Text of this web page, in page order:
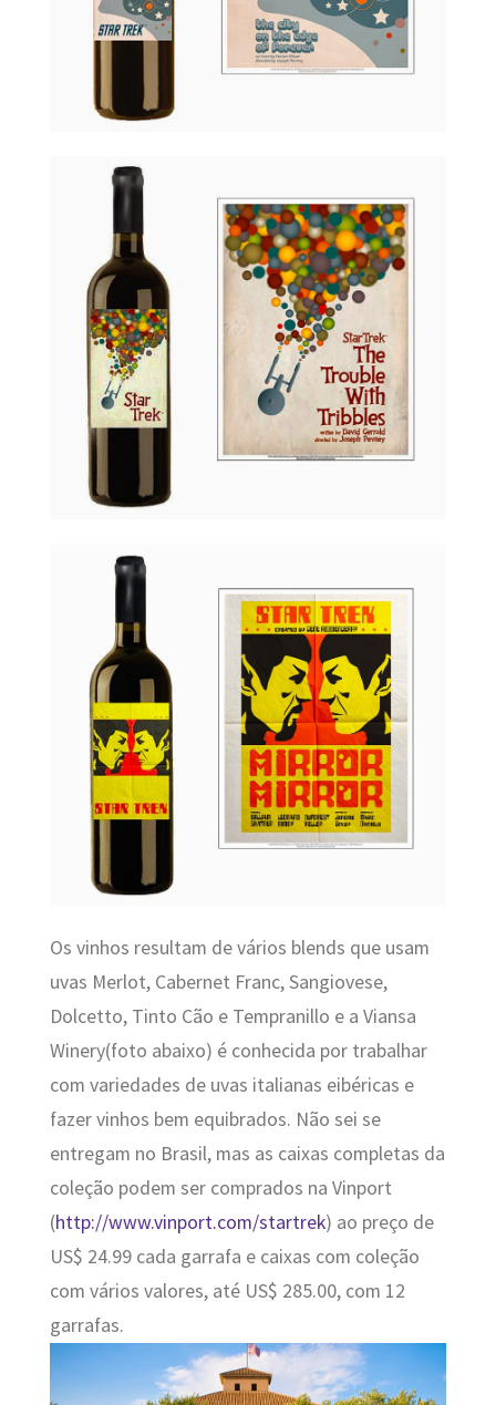
Os vinhos resultam de vários blends que usam
uvas Merlot, Cabernet Franc, Sangiovese,
Dolcetto, Tinto Cão e Tempranillo e a Viansa
Winery(foto abaixo) é conhecida por trabalhar
com variedades de uvas italianas eibéricas e
fazer vinhos bem equibrados. Não sei se
entregam no Brasil, mas as caixas completas da
coleção podem ser comprados na Vinport
(http://www.vinport.com/startrek) ao preço de
US$ 24.99 cada garrafa e caixas com coleção
com vários valores, até US$ 285.00, com 12
garrafas.